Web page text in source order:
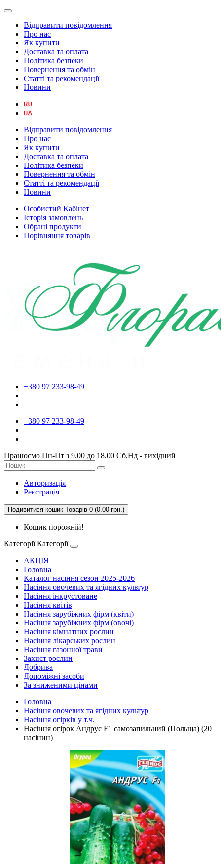
Відправити повідомлення
Про нас
Як купити
Доставка та оплата
Політика безпеки
Повернення та обмін
Статті та рекомендації
Новини
Відправити повідомлення
Про нас
Як купити
Доставка та оплата
Політика безпеки
Повернення та обмін
Статті та рекомендації
Новини
Особистий Кабінет
Історія замовлень
Обрані продукти
Порівняння товарів
+380 97 233-98-49
+380 97 233-98-49
Працюємо Пн-Пт з 9.00 до 18.00 Сб,Нд - вихідний
Авторизація
Реєстрація
Подивитися кошик Товарів 0 (0.00 грн.)
Кошик порожній!
Категорії Категорії
АКЦІЯ
Головна
Каталог насіння сезон 2025-2026
Насіння овочевих та ягідних культур
Насіння інкрустоване
Насіння квітів
Насіння зарубіжних фірм (квіти)
Насіння зарубіжних фірм (овочі)
Насіння кімнатних рослин
Насіння лікарських рослин
Насіння газонної трави
Захист рослин
Добрива
Допоміжні засоби
За зниженими цінами
Головна
Насіння овочевих та ягідних культур
Насіння огірків у т.ч.
Насіння огірок Андрус F1 самозапильний (Польща) (20
насінин)